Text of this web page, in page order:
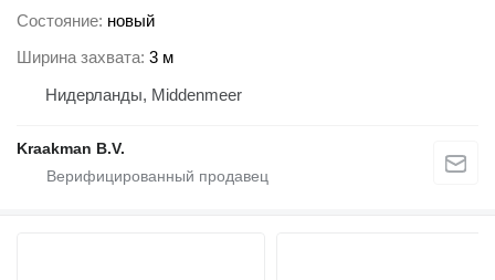
Состояние новый
Ширина захвата 3 м
Нидерланды, Middenmeer
Kraakman B.V.